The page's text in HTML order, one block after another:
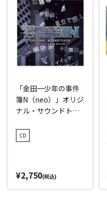
「金田一少年の事件
簿N（neo）」オリジ
ナル・サウンドトラ
CD
¥2,750(税込)